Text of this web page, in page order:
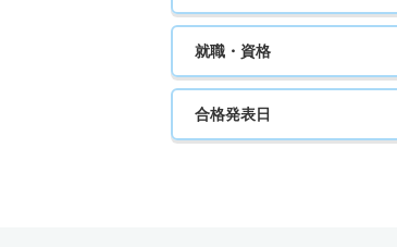
就職・資格
合格発表日